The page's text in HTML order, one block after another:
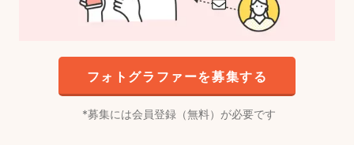
フォトグラファーを募集する
募集には会員登録（無料）が必要です